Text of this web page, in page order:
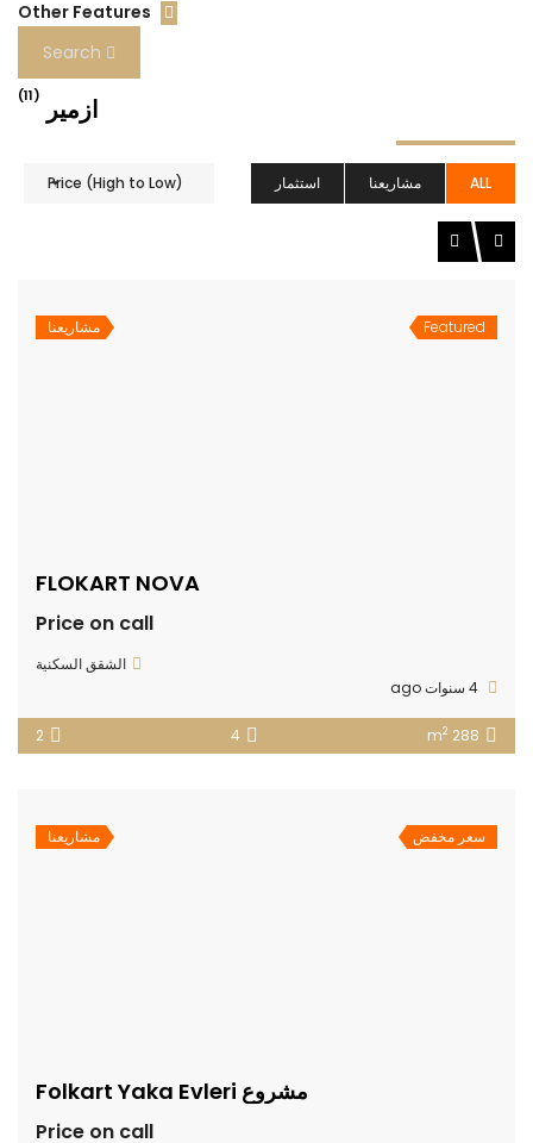
ازمير (11)
ALL مشاريعنا استثمار Price (High to Low)
Featured مشاريعنا
FLOKART NOVA
Price on call
الشقق السكنية
288 m
2
4
2
سعر مخفض مشاريعنا
مشروع Folkart Yaka Evleri
Price on call